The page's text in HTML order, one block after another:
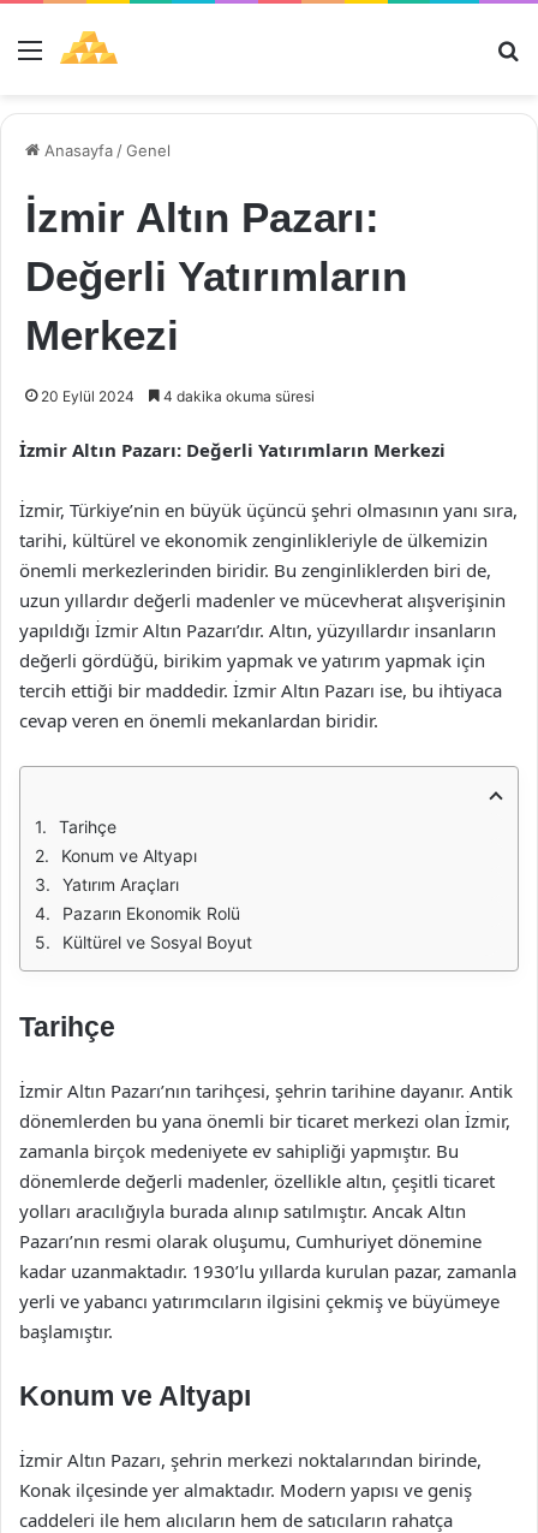
Menü
Anasayfa /Genel
İzmir Altın Pazarı:
Değerli Yatırımların
Merkezi
20 Eylül 2024 4 dakika okuma süresi
İzmir Altın Pazarı: Değerli Yatırımların Merkezi
İzmir, Türkiye’nin en büyük üçüncü şehri olmasının yanı sıra,
tarihi, kültürel ve ekonomik zenginlikleriyle de ülkemizin
önemli merkezlerinden biridir. Bu zenginliklerden biri de,
uzun yıllardır değerli madenler ve mücevherat alışverişinin
yapıldığı İzmir Altın Pazarı’dır. Altın, yüzyıllardır insanların
değerli gördüğü, birikim yapmak ve yatırım yapmak için
tercih ettiği bir maddedir. İzmir Altın Pazarı ise, bu ihtiyaca
cevap veren en önemli mekanlardan biridir.
Tarihçe
Konum ve Altyapı
Yatırım Araçları
Pazarın Ekonomik Rolü
Kültürel ve Sosyal Boyut
Tarihçe
İzmir Altın Pazarı’nın tarihçesi, şehrin tarihine dayanır. Antik
dönemlerden bu yana önemli bir ticaret merkezi olan İzmir,
zamanla birçok medeniyete ev sahipliği yapmıştır. Bu
dönemlerde değerli madenler, özellikle altın, çeşitli ticaret
yolları aracılığıyla burada alınıp satılmıştır. Ancak Altın
Pazarı’nın resmi olarak oluşumu, Cumhuriyet dönemine
kadar uzanmaktadır. 1930’lu yıllarda kurulan pazar, zamanla
yerli ve yabancı yatırımcıların ilgisini çekmiş ve büyümeye
başlamıştır.
Konum ve Altyapı
İzmir Altın Pazarı, şehrin merkezi noktalarından birinde,
Konak ilçesinde yer almaktadır. Modern yapısı ve geniş
caddeleri ile hem alıcıların hem de satıcıların rahatça